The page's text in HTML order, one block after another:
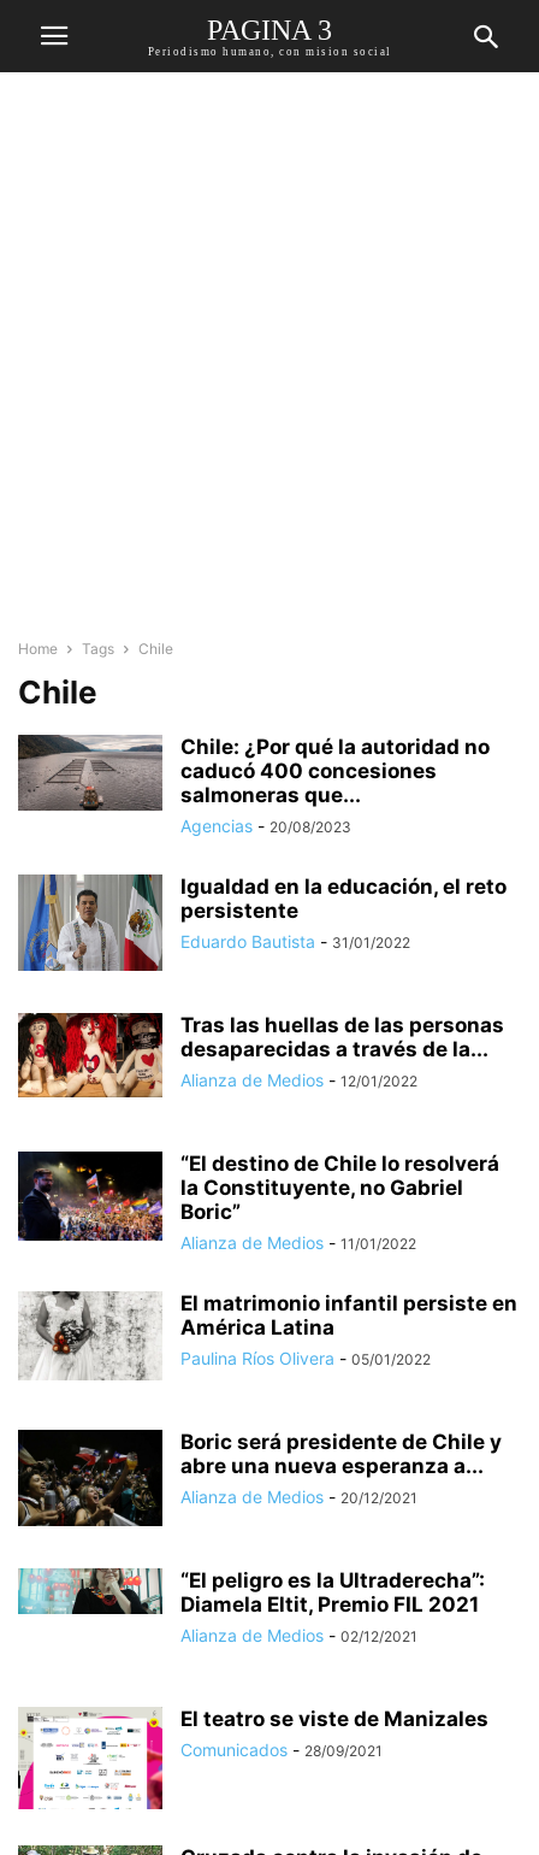
PAGINA 3
Periodismo humano, con mision social
Home Tags Chile
Chile
Chile: ¿Por qué la autoridad no
caducó 400 concesiones
salmoneras que...
Agencias - 20/08/2023
Igualdad en la educación, el reto
persistente
Eduardo Bautista - 31/01/2022
Tras las huellas de las personas
desaparecidas a través de la...
Alianza de Medios - 12/01/2022
“El destino de Chile lo resolverá
la Constituyente, no Gabriel
Boric”
Alianza de Medios - 11/01/2022
El matrimonio infantil persiste en
América Latina
Paulina Ríos Olivera - 05/01/2022
Boric será presidente de Chile y
abre una nueva esperanza a...
Alianza de Medios - 20/12/2021
“El peligro es la Ultraderecha”:
Diamela Eltit, Premio FIL 2021
Alianza de Medios - 02/12/2021
El teatro se viste de Manizales
Comunicados - 28/09/2021